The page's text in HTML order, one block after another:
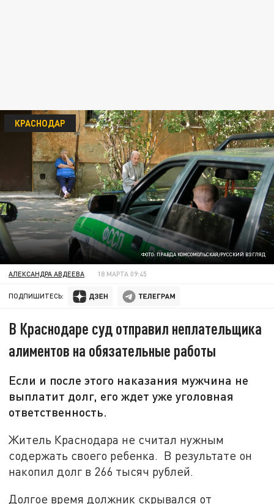
ФОТО: ПРАВДА КОМСОМОЛЬСКАЯ/РУССКИЙ ВЗГЛЯД
КРАСНОДАР
АЛЕКСАНДРА АВДЕЕВА 18 МАРТА 09:45
ПОДПИШИТЕСЬ:
В Краснодаре суд отправил неплательщика
алиментов на обязательные работы
Если и после этого наказания мужчина не
выплатит долг, его ждет уже уголовная
ответственность.
Житель Краснодара не считал нужным
содержать своего ребенка. В результате он
накопил долг в 266 тысяч рублей.
Долгое время должник скрывался от